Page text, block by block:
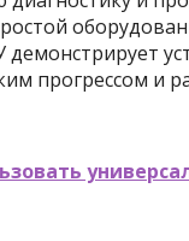
прогрессом и